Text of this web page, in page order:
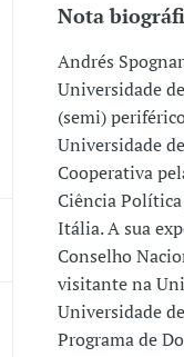
Nota
Andrés
Universidade
(semi)
Universidade
Cooperativa
Ciência
Itália. A sua
Conselho
visitante na
Universidade
Programa de